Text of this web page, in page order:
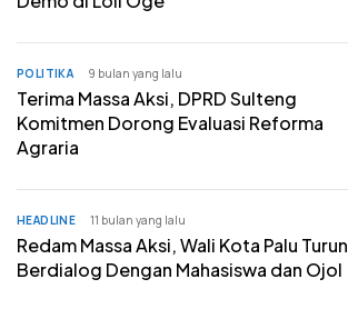
POLITIKA 9 bulan yang lalu
Terima Massa Aksi, DPRD Sulteng
Komitmen Dorong Evaluasi Reforma
Agraria
HEADLINE 11 bulan yang lalu
Redam Massa Aksi, Wali Kota Palu Turun
Berdialog Dengan Mahasiswa dan Ojol